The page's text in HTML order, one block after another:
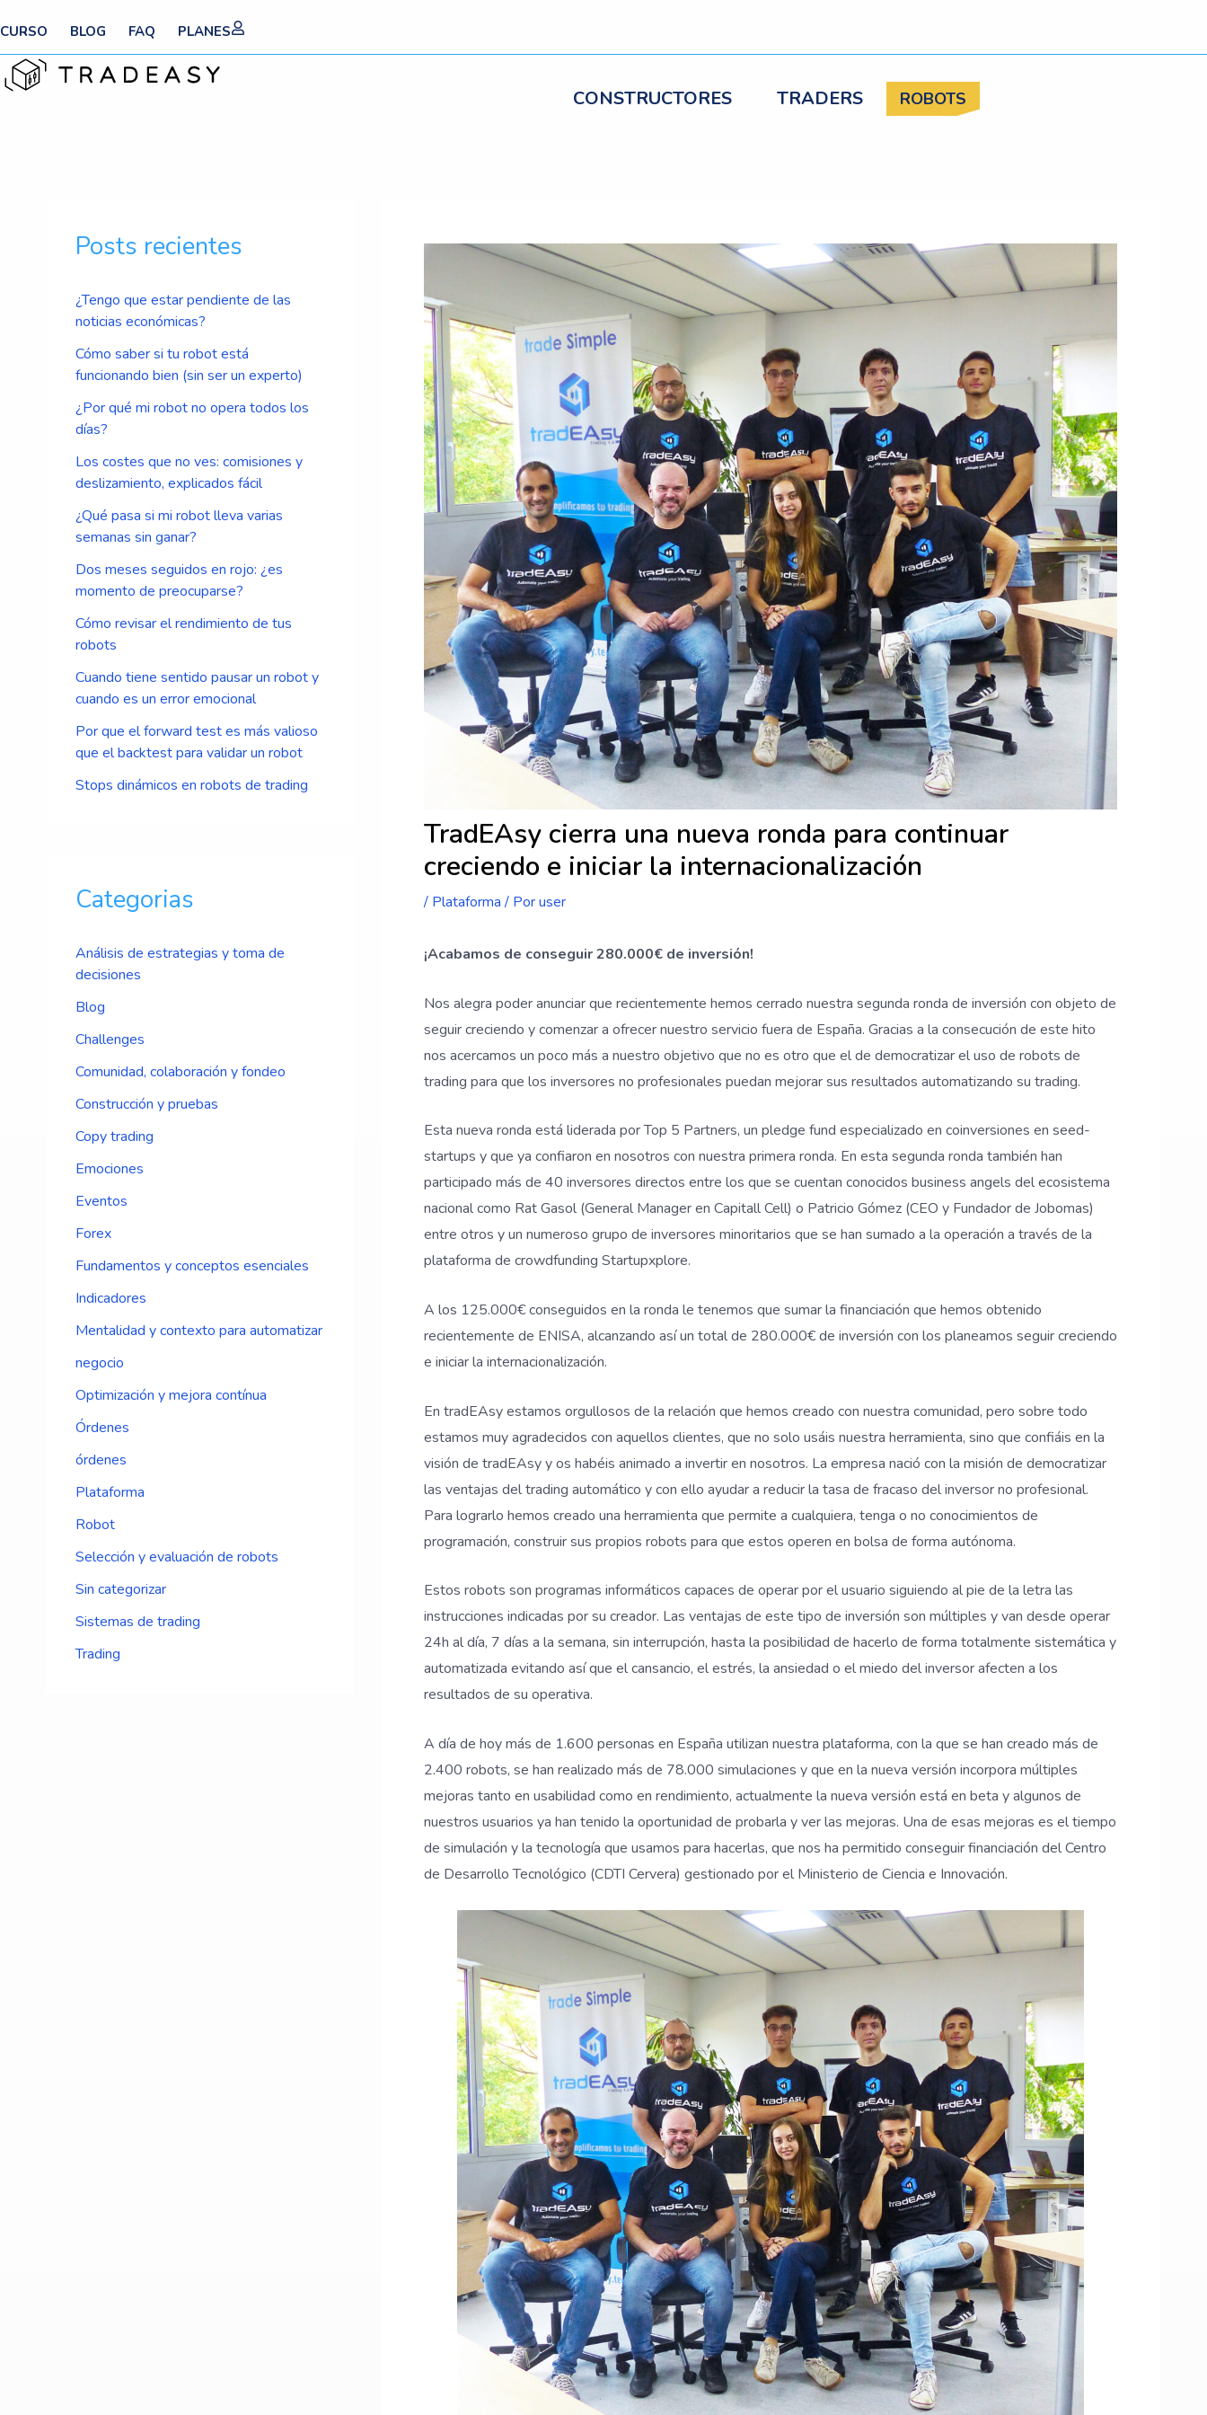
al
contenido
CURSO BLOG FAQ PLANES
CONSTRUCTORES TRADERS ROBOTS
Posts recientes
¿Tengo que estar pendiente de las
noticias económicas?
Cómo saber si tu robot está
funcionando bien (sin ser un experto)
¿Por qué mi robot no opera todos los
días?
Los costes que no ves: comisiones y
deslizamiento, explicados fácil
¿Qué pasa si mi robot lleva varias
semanas sin ganar?
Dos meses seguidos en rojo: ¿es
momento de preocuparse?
Cómo revisar el rendimiento de tus
robots
Cuando tiene sentido pausar un robot y
cuando es un error emocional
Por que el forward test es más valioso
que el backtest para validar un robot
Stops dinámicos en robots de trading
Categorias
Análisis de estrategias y toma de
decisiones
Blog
Challenges
Comunidad, colaboración y fondeo
Construcción y pruebas
Copy trading
Emociones
Eventos
Forex
Fundamentos y conceptos esenciales
Indicadores
Mentalidad y contexto para automatizar
negocio
Optimización y mejora contínua
Órdenes
órdenes
Plataforma
Robot
Selección y evaluación de robots
Sin categorizar
Sistemas de trading
Trading
TradEAsy cierra una nueva ronda para continuar
creciendo e iniciar la internacionalización
/ Plataforma/ Poruser
¡Acabamos de conseguir 280.000€ de inversión!
Nos alegra poder anunciar que recientemente hemos cerrado nuestra segunda ronda de inversión con objeto de
seguir creciendo y comenzar a ofrecer nuestro servicio fuera de España. Gracias a la consecución de este hito
nos acercamos un poco más a nuestro objetivo que no es otro que el de democratizar el uso de robots de
trading para que los inversores no profesionales puedan mejorar sus resultados automatizando su trading.
Esta nueva ronda está liderada por Top 5 Partners, un pledge fund especializado en coinversiones en seed-
startups y que ya confiaron en nosotros con nuestra primera ronda. En esta segunda ronda también han
participado más de 40 inversores directos entre los que se cuentan conocidos business angels del ecosistema
nacional como Rat Gasol (General Manager en Capitall Cell) o Patricio Gómez (CEO y Fundador de Jobomas)
entre otros y un numeroso grupo de inversores minoritarios que se han sumado a la operación a través de la
plataforma de crowdfunding Startupxplore.
A los 125.000€ conseguidos en la ronda le tenemos que sumar la financiación que hemos obtenido
recientemente de ENISA, alcanzando así un total de 280.000€ de inversión con los planeamos seguir creciendo
e iniciar la internacionalización.
En tradEAsy estamos orgullosos de la relación que hemos creado con nuestra comunidad, pero sobre todo
estamos muy agradecidos con aquellos clientes, que no solo usáis nuestra herramienta, sino que confiáis en la
visión de tradEAsy y os habéis animado a invertir en nosotros. La empresa nació con la misión de democratizar
las ventajas del trading automático y con ello ayudar a reducir la tasa de fracaso del inversor no profesional.
Para lograrlo hemos creado una herramienta que permite a cualquiera, tenga o no conocimientos de
programación, construir sus propios robots para que estos operen en bolsa de forma autónoma.
Estos robots son programas informáticos capaces de operar por el usuario siguiendo al pie de la letra las
instrucciones indicadas por su creador. Las ventajas de este tipo de inversión son múltiples y van desde operar
24h al día, 7 días a la semana, sin interrupción, hasta la posibilidad de hacerlo de forma totalmente sistemática y
automatizada evitando así que el cansancio, el estrés, la ansiedad o el miedo del inversor afecten a los
resultados de su operativa.
A día de hoy más de 1.600 personas en España utilizan nuestra plataforma, con la que se han creado más de
2.400 robots, se han realizado más de 78.000 simulaciones y que en la nueva versión incorpora múltiples
mejoras tanto en usabilidad como en rendimiento, actualmente la nueva versión está en beta y algunos de
nuestros usuarios ya han tenido la oportunidad de probarla y ver las mejoras. Una de esas mejoras es el tiempo
de simulación y la tecnología que usamos para hacerlas, que nos ha permitido conseguir financiación del Centro
de Desarrollo Tecnológico (CDTI Cervera) gestionado por el Ministerio de Ciencia e Innovación.